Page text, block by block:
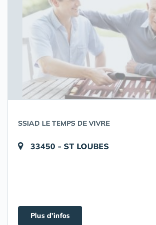
SSIAD LE TEMPS DE VIVRE
33450 - ST LOUBES
Plus d'infos